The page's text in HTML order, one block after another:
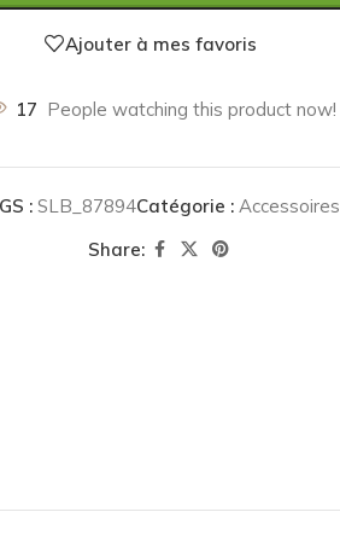
Ajouter à mes favoris
17 People watching this product now!
: SLB_87894Catégorie : Accessoires
Share: